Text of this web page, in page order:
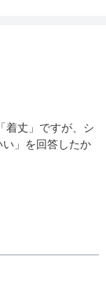
着丈」ですが、シ
」を回答したか